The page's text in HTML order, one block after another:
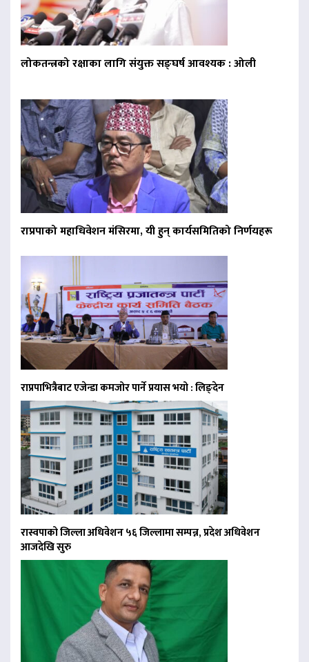
लोकतन्त्रको रक्षाका लागि संयुक्त सङ्घर्ष आवश्यक : ओली
राप्रपाको महाधिवेशन मंसिरमा, यी हुन् कार्यसमितिको निर्णयहरू
राप्रपाभित्रैबाट एजेन्डा कमजोर पार्ने प्रयास भयो : लिङ्देन
रास्वपाको जिल्ला अधिवेशन ५६ जिल्लामा सम्पन्न, प्रदेश अधिवेशन
आजदेखि सुरु